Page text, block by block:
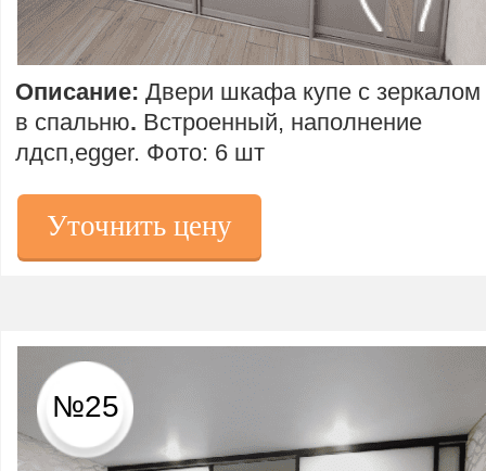
№25
Уточнить цену
Описание: Двери шкафа купе с зеркалом
в спальню. Встроенный, наполнение
лдсп,egger. Фото: 6 шт